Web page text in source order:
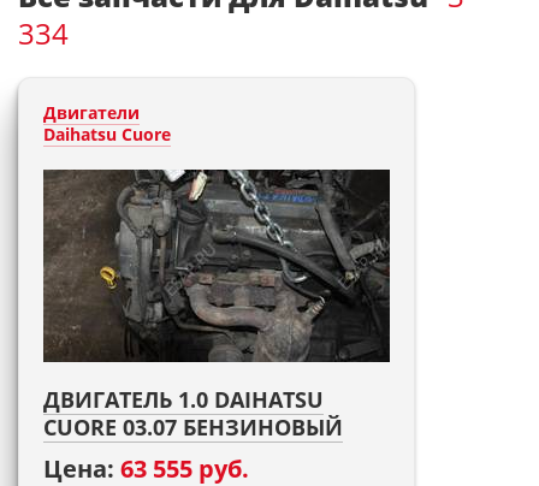
334
Двигатели
Daihatsu Cuore
ДВИГАТЕЛЬ 1.0 DAIHATSU
CUORE 03.07 БЕНЗИНОВЫЙ
Цена: 63 555 руб.